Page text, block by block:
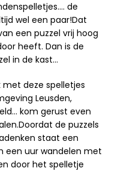
de
wel een paar!Dat
een puzzel vrij hoog
heeft. Dan is de
in de kast…
deze spelletjes
Leusden,
kom gerust even
de puzzels
staat een
een uur wandelen met
door het spelletje